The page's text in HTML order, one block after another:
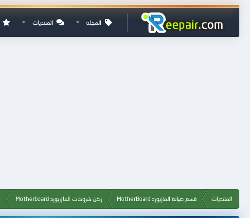
المجلة المنتديات
المنتديات قسم صيانة المازبورد MotherBoard ركن شروحات المازربورد Motherboard